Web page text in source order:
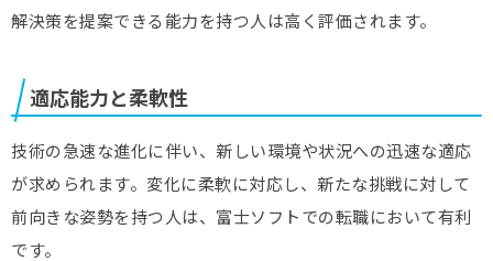
解決策を提案できる能力を持つ人は高く評価されます。
適応能力と柔軟性
技術の急速な進化に伴い、新しい環境や状況への迅速な適応
が求められます。変化に柔軟に対応し、新たな挑戦に対して
前向きな姿勢を持つ人は、富士ソフトでの転職において有利
です。